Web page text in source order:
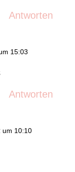
Antworten
15:03
Antworten
um 10:10